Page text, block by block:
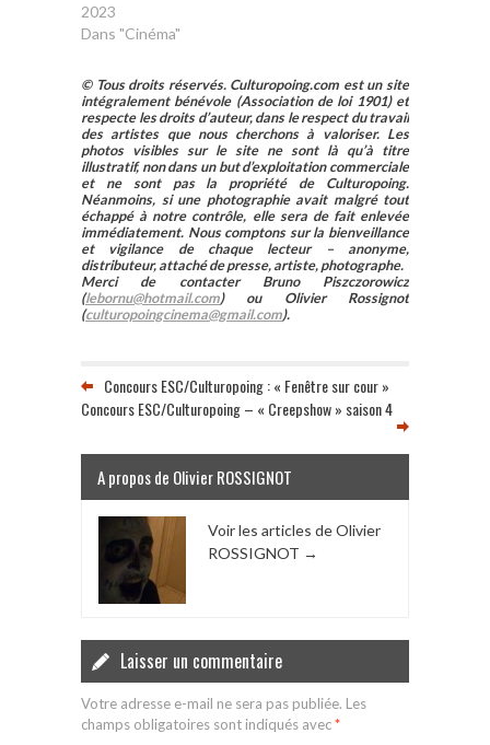
2023
Dans "Cinéma"
© Tous droits réservés. Culturopoing.com est un site
intégralement bénévole (Association de loi 1901) et
respecte les droits d’auteur, dans le respect du travail
des artistes que nous cherchons à valoriser. Les
photos visibles sur le site ne sont là qu’à titre
illustratif, non dans un but d’exploitation commerciale
et ne sont pas la propriété de Culturopoing.
Néanmoins, si une photographie avait malgré tout
échappé à notre contrôle, elle sera de fait enlevée
immédiatement. Nous comptons sur la bienveillance
et vigilance de chaque lecteur – anonyme,
distributeur, attaché de presse, artiste, photographe.
Merci de contacter Bruno Piszczorowicz
(lebornu@hotmail.com) ou Olivier Rossignot
(culturopoingcinema@gmail.com).
Concours ESC/Culturopoing : « Fenêtre sur cour »
Concours ESC/Culturopoing – « Creepshow » saison 4
A propos de Olivier ROSSIGNOT
Voir les articles de Olivier
ROSSIGNOT →
Laisser un commentaire
Votre adresse e-mail ne sera pas publiée. Les
champs obligatoires sont indiqués avec*